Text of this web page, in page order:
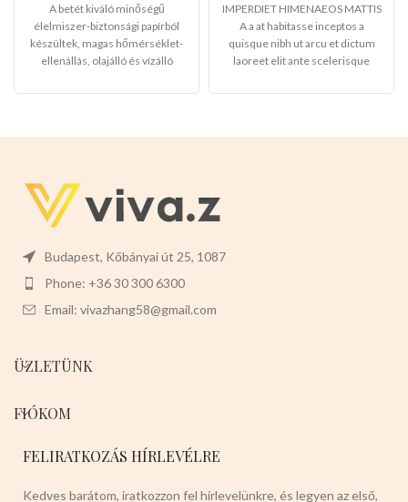
A betét kiváló minőségű
élelmiszer-biztonsági papírból
készültek, magas hőmérséklet-
ellenállás, olajálló és vízálló
többcélú, tökéletes torták,
kockás Zöld Sötétbarna
IMPERDIET HIMENAEOS MATTIS
A a at habitasse inceptos a
quisque nibh ut arcu et dictum
laoreet elit ante scelerisque
Budapest, Kőbányai út 25, 1087
Phone: +36 30 300 6300
Email: vivazhang58@gmail.com
ÜZLETÜNK
FIÓKOM
FELIRATKOZÁS HÍRLEVÉLRE
Kedves barátom, iratkozzon fel hírlevelünkre, és legyen az első,